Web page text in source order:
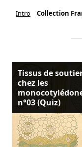
Intro Collection
Tissus de
chez les
n°03 (Quiz)